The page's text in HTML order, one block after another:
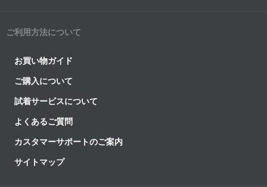
ご利用方法について
お買い物ガイド
ご購入について
試着サービスについて
よくあるご質問
カスタマーサポートのご案内
サイトマップ